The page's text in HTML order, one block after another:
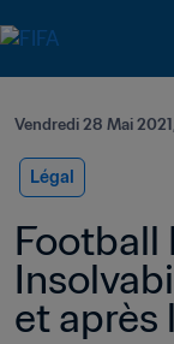
Vendredi 28 Mai
Légal
Football
et après